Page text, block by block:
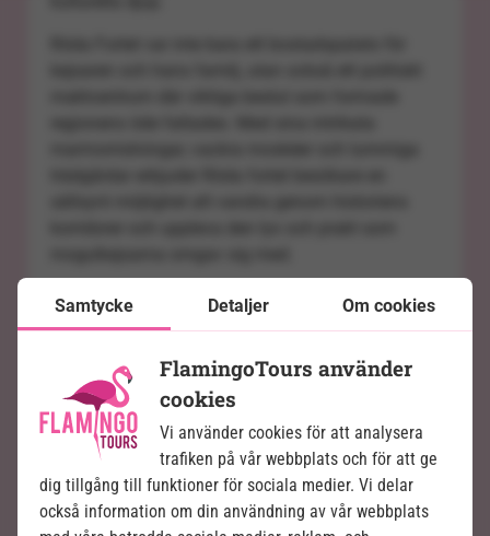
Röda fortets rika historia och arkitektoniska
skönhet gör det till en oundviklig del av varje
Indiens komplexa förflutna och kulturarv.
Samtycke Detaljer Om cookies
FlamingoTours använder
cookies
Vi använder cookies för att analysera
trafiken på vår webbplats och för att ge
dig tillgång till funktioner för sociala medier. Vi delar
också information om din användning av vår webbplats